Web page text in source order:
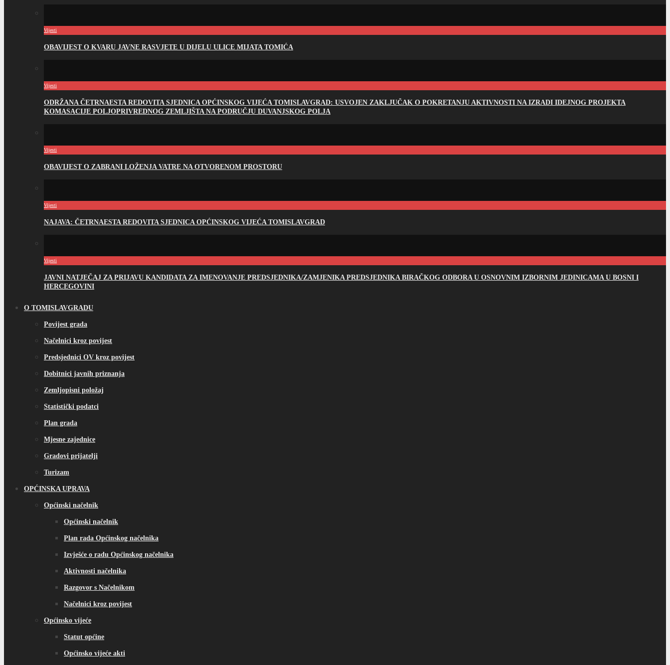
Vijesti
OBAVIJEST O KVARU JAVNE RASVJETE U DIJELU ULICE MIJATA TOMIĆA
Vijesti
ODRŽANA ČETRNAESTA REDOVITA SJEDNICA OPĆINSKOG VIJEĆA TOMISLAVGRAD: USVOJEN ZAKLJUČAK O POKRETANJU AKTIVNOSTI NA IZRADI IDEJNOG PROJEKTA
KOMASACIJE POLJOPRIVREDNOG ZEMLJIŠTA NA PODRUČJU DUVANJSKOG POLJA
Vijesti
OBAVIJEST O ZABRANI LOŽENJA VATRE NA OTVORENOM PROSTORU
Vijesti
NAJAVA: ČETRNAESTA REDOVITA SJEDNICA OPĆINSKOG VIJEĆA TOMISLAVGRAD
Vijesti
JAVNI NATJEČAJ ZA PRIJAVU KANDIDATA ZA IMENOVANJE PREDSJEDNIKA/ZAMJENIKA PREDSJEDNIKA BIRAČKOG ODBORA U OSNOVNIM IZBORNIM JEDINICAMA U BOSNI I
HERCEGOVINI
O TOMISLAVGRADU
Povijest grada
Načelnici kroz povijest
Predsjednici OV kroz povijest
Dobitnici javnih priznanja
Zemljopisni položaj
Statistički podatci
Plan grada
Mjesne zajednice
Gradovi prijatelji
Turizam
OPĆINSKA UPRAVA
Općinski načelnik
Općinski načelnik
Plan rada Općinskog načelnika
Izvješće o radu Općinskog načelnika
Aktivnosti načelnika
Razgovor s Načelnikom
Načelnici kroz povijest
Općinsko vijeće
Statut općine
Općinsko vijeće akti